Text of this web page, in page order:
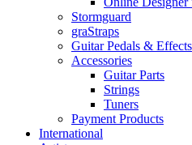
Stormguard
graStraps
Guitar Pedals & Effects
Accessories
Guitar Parts
Strings
Tuners
Payment Products
International